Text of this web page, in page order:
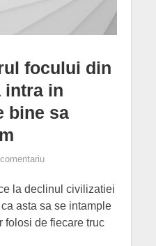
focului din
intra in
bine sa
la declinul civilizatiei
asta sa se intample
folosi de fiecare truc